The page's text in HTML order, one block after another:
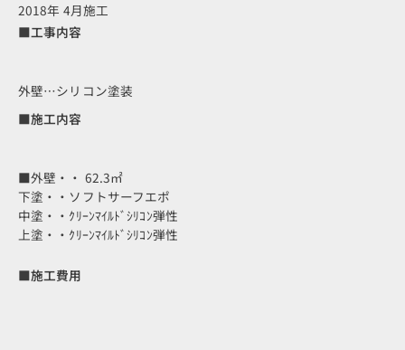
2018年 4月施工
■工事内容
外壁…シリコン塗装
■施工内容
■外壁・・ 62.3㎡
下塗・・ソフトサーフエポ
中塗・・ｸﾘｰﾝﾏｲﾙﾄﾞｼﾘｺﾝ弾性
上塗・・ｸﾘｰﾝﾏｲﾙﾄﾞｼﾘｺﾝ弾性
■施工費用